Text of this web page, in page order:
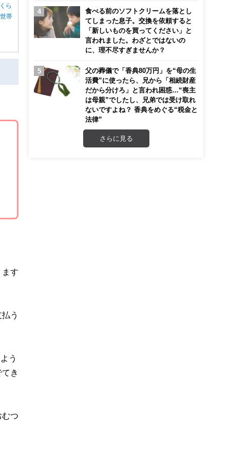
ら
帯
ます
う
う
き
むつ
食べる前のソフトクリームを落とし
てしまった息子。交換を依頼すると
「新しいものを買ってください」と
言われました。わざとではないの
に、理不尽すぎませんか？
父の葬儀で「香典80万円」を“母の生
活費”に使ったら、兄から「相続財産
だから分けろ」と言われ困惑…“喪主
は母親”でしたし、兄弟では受け取れ
ないですよね？ 香典をめぐる“税金と
法律”
さらに見る